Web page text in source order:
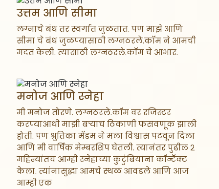
उत्तम आणि सीमा
लग्नाचे बंध तर स्वर्गात जुळतात. पण माझे आणि
सीमा चे बंध जुळण्यासाठी लग्नठरले.कॉम ने आमची
मदत केली. त्यासाठी लग्नठरले.कॉम चे आभार.
मनोज आणि स्नेहा
मी मनोज तोरणे. लग्नठरले.कॉम वर रजिस्टर
करण्याआधी माझी बऱ्याच ठिकाणी फसवणूक झाली
होती. पण श्रुतिका मॅडम ने मला विश्वास पटवून दिला
आणि मी वार्षिक मेम्बरशिप घेतली. त्यानंतर पुढील २
महिन्यांतच आम्ही स्नेहाच्या कुटुंबियांना कॉन्टॅक्ट
केला. त्यांनासुद्धा आमचे स्थळ आवडले आणि आज
आम्ही एक